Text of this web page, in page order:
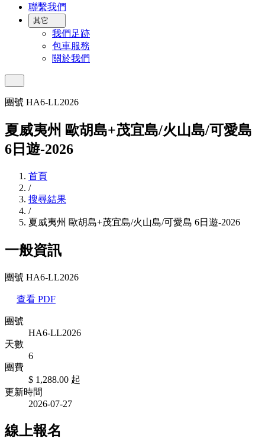
聯繫我們
其它
我們足跡
包車服務
關於我們
團號 HA6-LL2026
夏威夷州 歐胡島+茂宜島/火山島/可愛島
6日遊-2026
首頁
/
搜尋結果
/
夏威夷州 歐胡島+茂宜島/火山島/可愛島 6日遊-2026
一般資訊
團號 HA6-LL2026
查看 PDF
團號
HA6-LL2026
天數
6
團費
$ 1,288.00 起
更新時間
2026-07-27
線上報名